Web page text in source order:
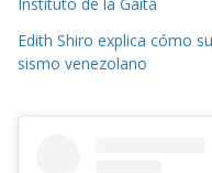
Edith Shiro explica cómo
sismo venezolano